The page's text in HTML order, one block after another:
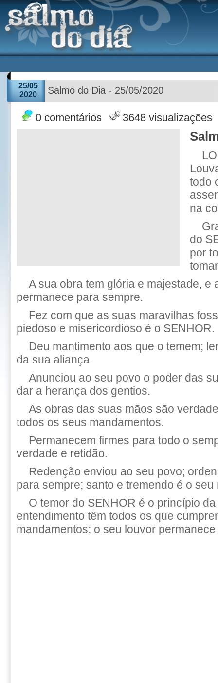
25/05
2020
Salmo do Dia - 25/05/2020
0 comentários 3648 visualizações
todo
na
do
por
A sua obra tem glória e majestade, e
permanece para sempre.
Fez com que as suas maravilhas
piedoso e misericordioso é o SENHOR.
Deu mantimento aos que o temem;
da sua aliança.
Anunciou ao seu povo o poder das
dar a herança dos gentios.
As obras das suas mãos são
todos os seus mandamentos.
Permanecem firmes para todo o
verdade e retidão.
Redenção enviou ao seu povo;
para sempre; santo e tremendo é o seu
O temor do SENHOR é o princípio
entendimento têm todos os que
mandamentos; o seu louvor